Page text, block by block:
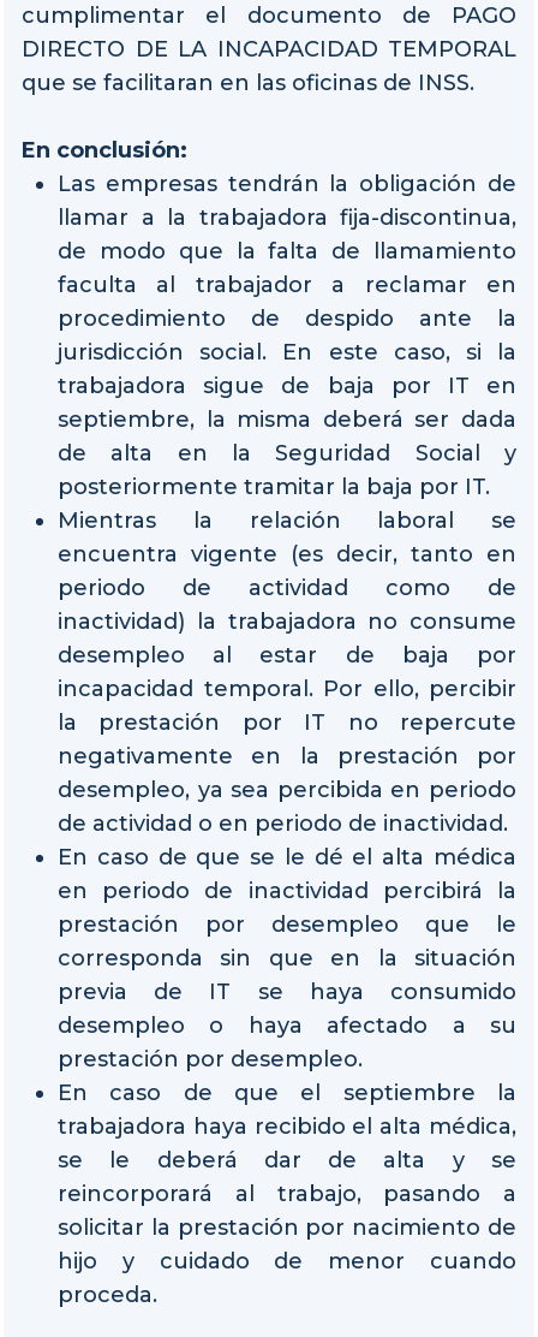
cumplimentar el documento de PAGO
DIRECTO DE LA INCAPACIDAD TEMPORAL
que se facilitaran en las oficinas de INSS.
En conclusión:
Las empresas tendrán la obligación de
llamar a la trabajadora fija-discontinua,
de modo que la falta de llamamiento
faculta al trabajador a reclamar en
procedimiento de despido ante la
jurisdicción social. En este caso, si la
trabajadora sigue de baja por IT en
septiembre, la misma deberá ser dada
de alta en la Seguridad Social y
posteriormente tramitar la baja por IT.
Mientras la relación laboral se
encuentra vigente (es decir, tanto en
periodo de actividad como de
inactividad) la trabajadora no consume
desempleo al estar de baja por
incapacidad temporal. Por ello, percibir
la prestación por IT no repercute
negativamente en la prestación por
desempleo, ya sea percibida en periodo
de actividad o en periodo de inactividad.
En caso de que se le dé el alta médica
en periodo de inactividad percibirá la
prestación por desempleo que le
corresponda sin que en la situación
previa de IT se haya consumido
desempleo o haya afectado a su
prestación por desempleo.
En caso de que el septiembre la
trabajadora haya recibido el alta médica,
se le deberá dar de alta y se
reincorporará al trabajo, pasando a
solicitar la prestación por nacimiento de
hijo y cuidado de menor cuando
proceda.